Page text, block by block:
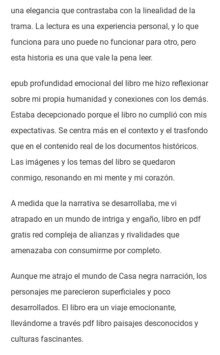
una elegancia que contrastaba con la linealidad de la
trama. La lectura es una experiencia personal, y lo que
funciona para uno puede no funcionar para otro, pero
esta historia es una que vale la pena leer.
epub profundidad emocional del libro me hizo reflexionar
sobre mi propia humanidad y conexiones con los demás.
Estaba decepcionado porque el libro no cumplió con mis
expectativas. Se centra más en el contexto y el trasfondo
que en el contenido real de los documentos históricos.
Las imágenes y los temas del libro se quedaron
conmigo, resonando en mi mente y mi corazón.
A medida que la narrativa se desarrollaba, me vi
atrapado en un mundo de intriga y engaño, libro en pdf
gratis red compleja de alianzas y rivalidades que
amenazaba con consumirme por completo.
Aunque me atrajo el mundo de Casa negra narración, los
personajes me parecieron superficiales y poco
desarrollados. El libro era un viaje emocionante,
llevándome a través pdf libro paisajes desconocidos y
culturas fascinantes.